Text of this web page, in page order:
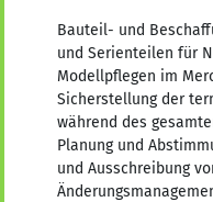
Bauteil- und
und Serienteilen für
Modellpflegen im
Sicherstellung der
während des
Planung und
und Ausschreibung